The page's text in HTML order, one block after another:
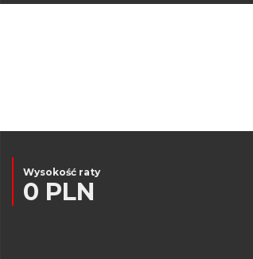
Wysokość raty
0 PLN